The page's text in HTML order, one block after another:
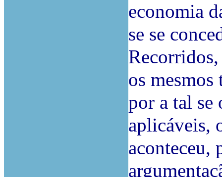
economia
se se
os mesmos
por a tal se
aplicáveis,
aconteceu,